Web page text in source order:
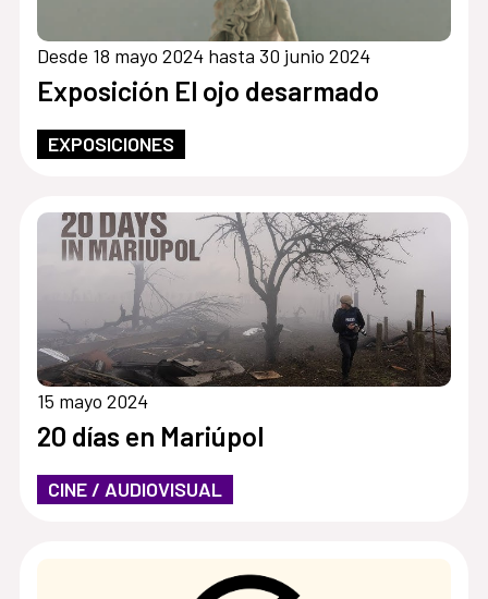
Desde 18 mayo 2024 hasta 30 junio 2024
Exposición El ojo desarmado
EXPOSICIONES
15 mayo 2024
20 días en Mariúpol
CINE / AUDIOVISUAL